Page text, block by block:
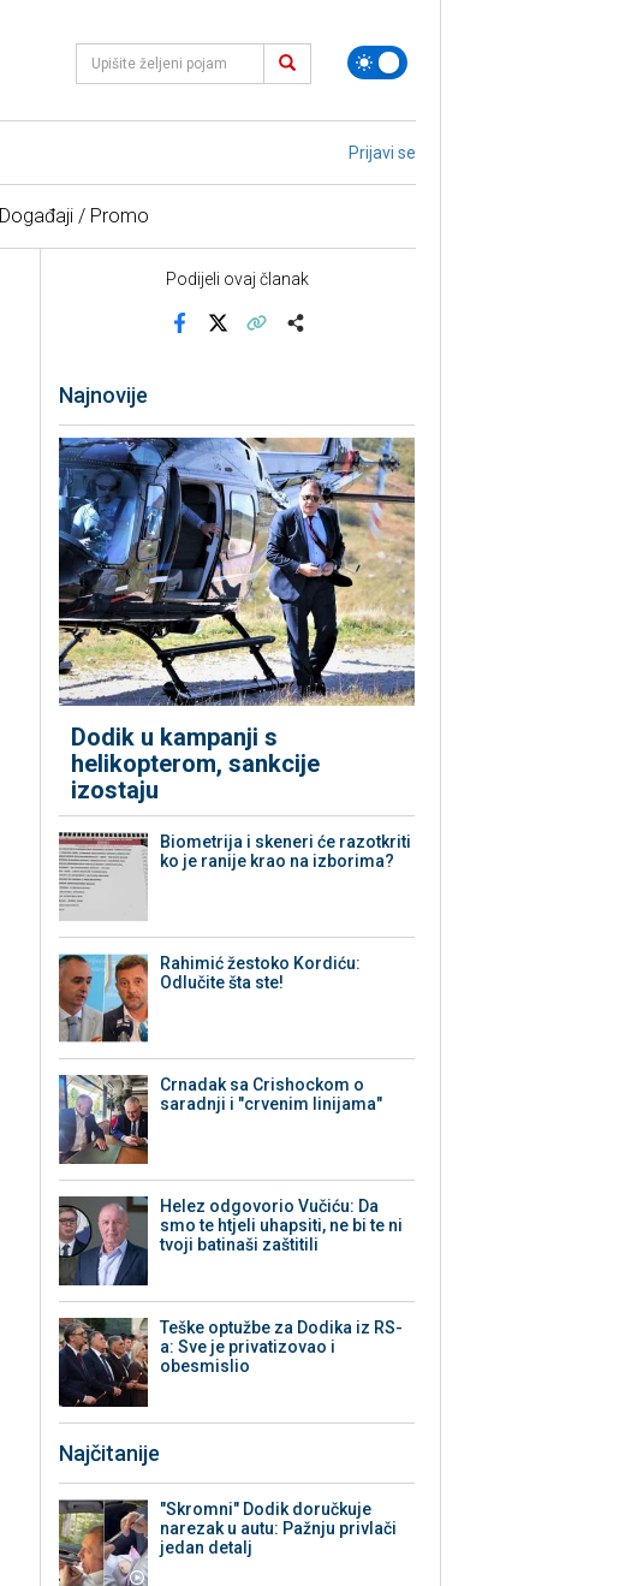
Prijavi se
Događaji / Promo
Podijeli ovaj članak
Najnovije
Dodik u kampanji s
helikopterom, sankcije
izostaju
Biometrija i skeneri će razotkriti
ko je ranije krao na izborima?
Rahimić žestoko Kordiću:
Odlučite šta ste!
Crnadak sa Crishockom o
saradnji i "crvenim linijama"
Helez odgovorio Vučiću: Da
smo te htjeli uhapsiti, ne bi te ni
tvoji batinaši zaštitili
Teške optužbe za Dodika iz RS-
a: Sve je privatizovao i
obesmislio
Najčitanije
"Skromni" Dodik doručkuje
narezak u autu: Pažnju privlači
jedan detalj